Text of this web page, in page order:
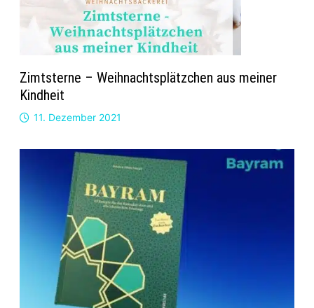
Zimtsterne – Weihnachtsplätzchen aus meiner
Kindheit
11. Dezember 2021